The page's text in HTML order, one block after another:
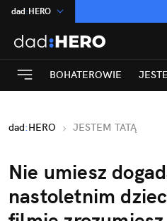
dad:HERO
:Temat
INN:Poland
ASZ:dziennik
Rozrywka
BOHATEROWIE
dad:HERO JESTEM TATĄ
Nie umiesz
nastoletnim